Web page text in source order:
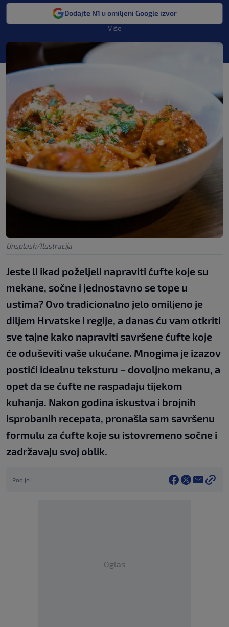
Dodajte N1 u omiljeni Google izvor
Više
Unsplash/Ilustracija
Jeste li ikad poželjeli napraviti ćufte koje su
mekane, sočne i jednostavno se tope u
ustima? Ovo tradicionalno jelo omiljeno je
diljem Hrvatske i regije, a danas ću vam otkriti
sve tajne kako napraviti savršene ćufte koje
će oduševiti vaše ukućane. Mnogima je izazov
postići idealnu teksturu – dovoljno mekanu, a
opet da se ćufte ne raspadaju tijekom
kuhanja. Nakon godina iskustva i brojnih
isprobanih recepata, pronašla sam savršenu
formulu za ćufte koje su istovremeno sočne i
zadržavaju svoj oblik.
Podijeli
Oglas